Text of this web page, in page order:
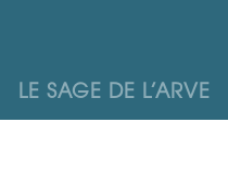
LE SAGE DE L’ARVE